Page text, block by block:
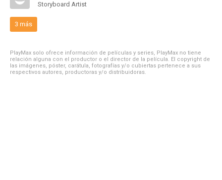
Storyboard Artist
3 más
PlayMax solo ofrece información de películas y series, PlayMax no tiene
relación alguna con el productor o el director de la película. El copyright de
las imágenes, póster, carátula, fotografías y/o cubiertas pertenece a sus
respectivos autores, productoras y/o distribuidoras.